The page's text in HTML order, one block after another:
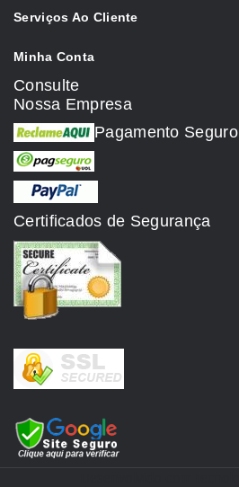
Serviços Ao Cliente
Minha Conta
Consulte
Nossa Empresa
Pagamento Seguro
Certificados de Segurança